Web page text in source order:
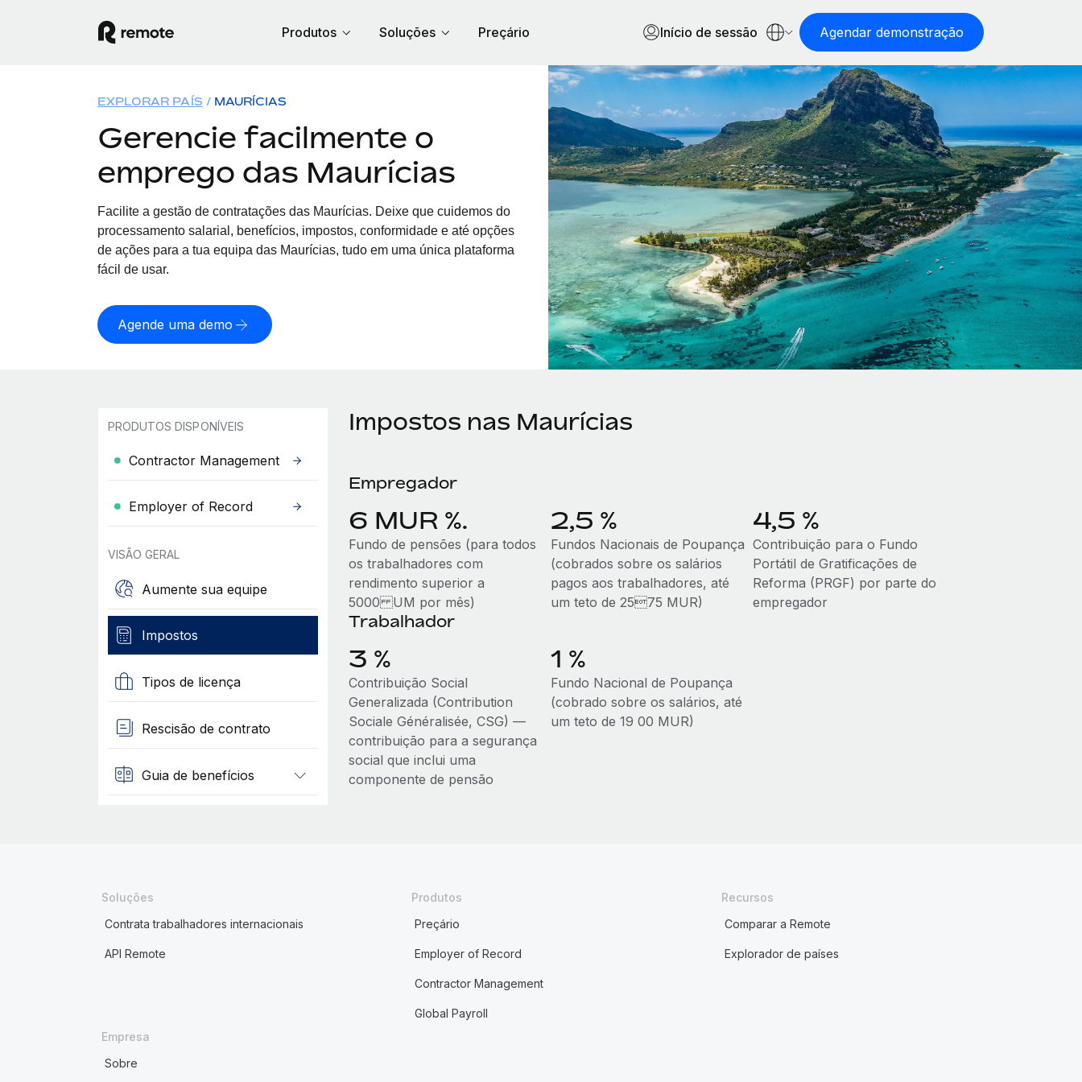
Produtos Soluções Preçário Início de sessão Agendar demonstração
EXPLORAR PAÍS MAURÍCIAS
Gerencie facilmente o
emprego das Maurícias
Facilite a gestão de contratações dasMaurícias. Deixe que cuidemos do
processamento salarial, benefícios, impostos, conformidade e até opções
de ações para a tua equipa dasMaurícias, tudo em uma única plataforma
fácil de usar.
Agende uma demo
PRODUTOS DISPONÍVEIS
Contractor Management
Employer of Record
VISÃO GERAL
Aumente sua equipe
Impostos
Tipos de licença
Rescisão de contrato
Guia de benefícios
Impostos nas Maurícias
Empregador
6 MUR %.
Fundo de pensões (para todos
os trabalhadores com
rendimento superior a
5000 UM por mês)
2,5 %
Fundos Nacionais de Poupança
(cobrados sobre os salários
pagos aos trabalhadores, até
um teto de 2575 MUR)
4,5 %
Contribuição para o Fundo
Portátil de Gratificações de
Reforma (PRGF) por parte do
empregador
Trabalhador
3 %
Contribuição Social
Generalizada (Contribution
Sociale Généralisée, CSG) —
contribuição para a segurança
social que inclui uma
componente de pensão
1 %
Fundo Nacional de Poupança
(cobrado sobre os salários, até
um teto de 19 00 MUR)
Soluções
Contrata trabalhadores internacionais
API Remote
Produtos
Preçário
Employer of Record
Contractor Management
Global Payroll
Recursos
Comparar a Remote
Explorador de países
Empresa
Sobre